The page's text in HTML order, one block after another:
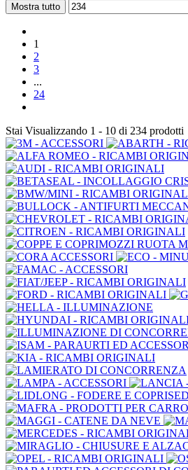
Mostra tutto
1
2
3
...
24
Stai Visualizzando 1 - 10 di 234 prodotti